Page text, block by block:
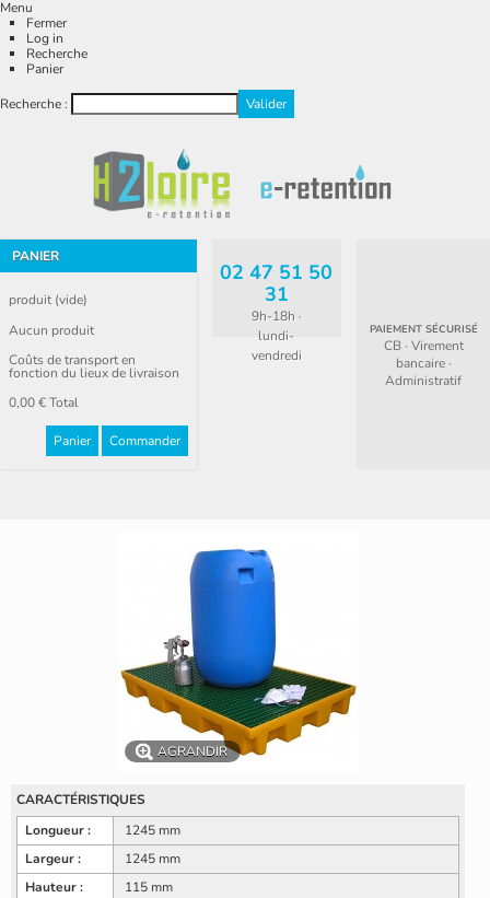
Menu
Fermer
Log in
Recherche
Panier
Recherche :
PANIER
produit (vide)
Aucun produit
Coûts de transport en
fonction du lieux de livraison
0,00 €Total
Panier Commander
02 47 51 50
31
9h-18h ·
lundi-
vendredi
PAIEMENT SÉCURISÉ
CB · Virement
bancaire ·
Administratif
AGRANDIR
CARACTÉRISTIQUES
Longueur :
1245 mm
Largeur :
1245 mm
Hauteur :
115 mm